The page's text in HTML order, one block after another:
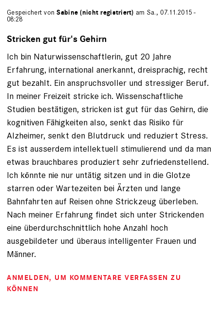
Gespeichert vonSabine (nicht registriert) am Sa., 07.11.2015 -
08:28
Stricken gut für's Gehirn
Ich bin Naturwissenschaftlerin, gut 20 Jahre
Erfahrung, international anerkannt, dreisprachig, recht
gut bezahlt. Ein anspruchsvoller und stressiger Beruf.
In meiner Freizeit stricke ich. Wissenschaftliche
Studien bestätigen, stricken ist gut für das Gehirn, die
kognitiven Fähigkeiten also, senkt das Risiko für
Alzheimer, senkt den Blutdruck und reduziert Stress.
Es ist ausserdem intellektuell stimulierend und da man
etwas brauchbares produziert sehr zufriedenstellend.
Ich könnte nie nur untätig sitzen und in die Glotze
starren oder Wartezeiten bei Ärzten und lange
Bahnfahrten auf Reisen ohne Strickzeug überleben.
Nach meiner Erfahrung findet sich unter Strickenden
eine überdurchschnittlich hohe Anzahl hoch
ausgebildeter und überaus intelligenter Frauen und
Männer.
ANMELDEN, UM KOMMENTARE VERFASSEN ZU
KÖNNEN